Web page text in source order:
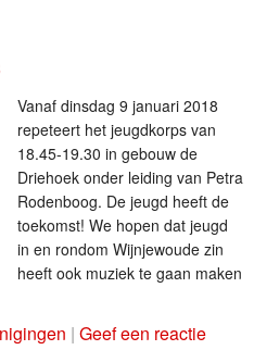
Vanaf dinsdag 9 januari 2018
repeteert het jeugdkorps van
18.45-19.30 in gebouw de
Driehoek onder leiding van Petra
Rodenboog. De jeugd heeft de
toekomst! We hopen dat jeugd
in en rondom Wijnjewoude zin
heeft ook muziek te gaan maken
| Geef een reactie